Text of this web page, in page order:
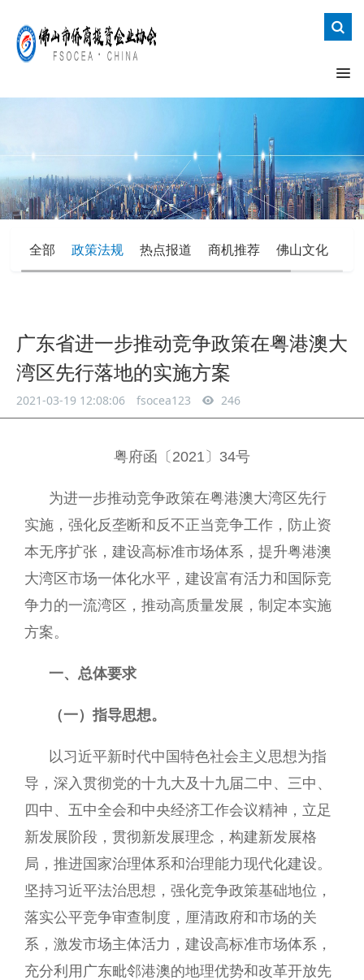
全部 政策法规 热点报道 商机推荐 佛山文化
广东省进一步推动竞争政策在粤港澳大
湾区先行落地的实施方案
2021-03-19 12:08:06 fsocea123 246
粤府函〔2021〕34号
为进一步推动竞争政策在粤港澳大湾区先行
实施，强化反垄断和反不正当竞争工作，防止资
本无序扩张，建设高标准市场体系，提升粤港澳
大湾区市场一体化水平，建设富有活力和国际竞
争力的一流湾区，推动高质量发展，制定本实施
方案。
一、总体要求
（一）指导思想。
以习近平新时代中国特色社会主义思想为指
导，深入贯彻党的十九大及十九届二中、三中、
四中、五中全会和中央经济工作会议精神，立足
新发展阶段，贯彻新发展理念，构建新发展格
局，推进国家治理体系和治理能力现代化建设。
坚持习近平法治思想，强化竞争政策基础地位，
落实公平竞争审查制度，厘清政府和市场的关
系，激发市场主体活力，建设高标准市场体系，
充分利用广东毗邻港澳的地理优势和改革开放先